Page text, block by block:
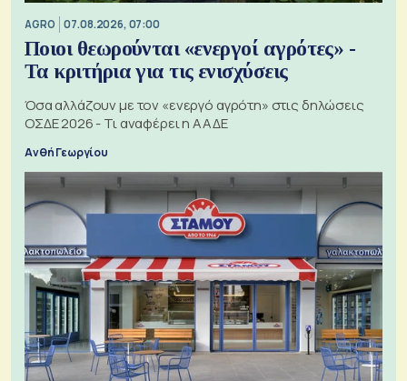
AGRO 07.08.2026, 07:00
Ποιοι θεωρούνται «ενεργοί αγρότες» -
Τα κριτήρια για τις ενισχύσεις
Όσα αλλάζουν με τον «ενεργό αγρότη» στις δηλώσεις
ΟΣΔΕ 2026 - Τι αναφέρει η ΑΑΔΕ
Ανθή Γεωργίου